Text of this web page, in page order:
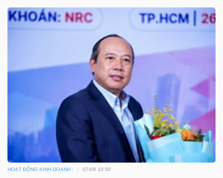
HOẠT ĐỘNG KINH DOANH 07/08 10:50
thông
Dữ